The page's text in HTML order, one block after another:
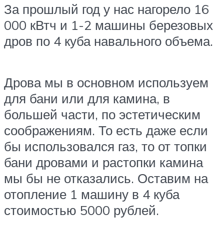
За прошлый год у нас нагорело 16
000 кВтч и 1-2 машины березовых
дров по 4 куба навального объема.
Дрова мы в основном используем
для бани или для камина, в
большей части, по эстетическим
соображениям. То есть даже если
бы использовался газ, то от топки
бани дровами и растопки камина
мы бы не отказались. Оставим на
отопление 1 машину в 4 куба
стоимостью 5000 рублей.